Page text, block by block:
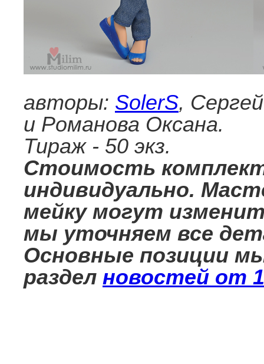
авторы: SolerS,
и Романова Оксана.
Тираж - 50 экз.
Стоимость
индивидуально.
мейку могут
мы уточняем все
Основные позиции
раздел новостей от